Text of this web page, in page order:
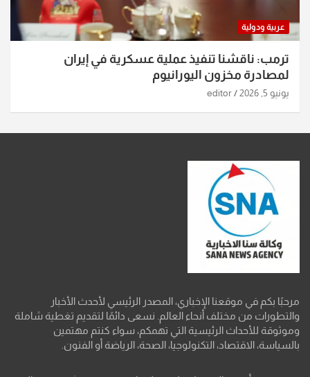
عربية ودولية
ترمب: ناقشنا تنفيذ عملية عسكرية في إيران
لمصادرة مخزون اليورانيوم
يونيو 5, 2026 editor
مرحبًا بكم في موقعنا الإخباري، المصدر الرئيسي لأحدث الأخبار
والتطورات من مختلف أنحاء العالم. نسعى دائمًا لتقديم تغطية شاملة
وموثوقة للأحداث الرئيسية التي تهمكم، سواء كنتم مهتمين
بالسياسة، الاقتصاد، التكنولوجيا، الصحة، الرياضة أو الفنون.